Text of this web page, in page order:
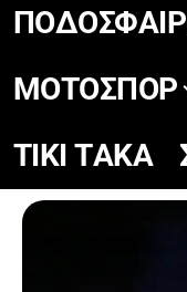
ΜΟΤΟΣΠΟΡ
TIKΙ TΑΚΑ